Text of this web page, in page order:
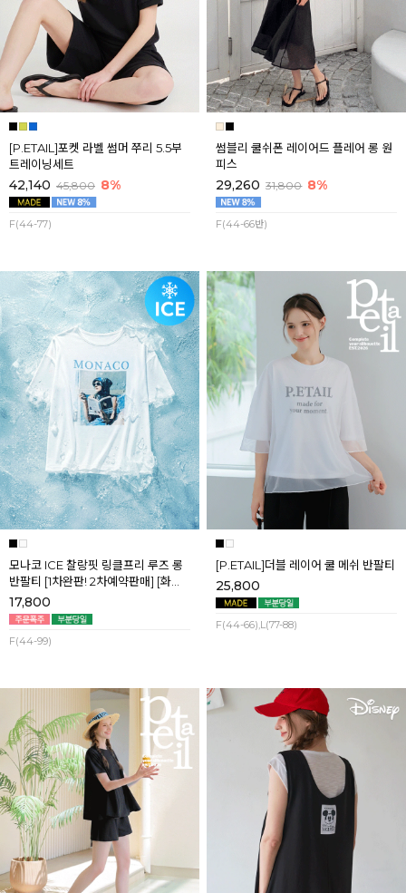
[P.ETAIL]포켓 라벨 썸머 쭈리 5.5부
트레이닝세트
42,140 45,800 8%
F(44-77)
썸블리 쿨쉬폰 레이어드 플레어 롱 원
피스
29,260 31,800 8%
F(44-66반)
모나코 ICE 찰랑핏 링클프리 루즈 롱
반팔티 [1차완판! 2차예약판매] [화이
트] 8월첫째주 순차배송
17,800
F(44-99)
[P.ETAIL]더블 레이어 쿨 메쉬 반팔티
25,800
F(44-66),L(77-88)